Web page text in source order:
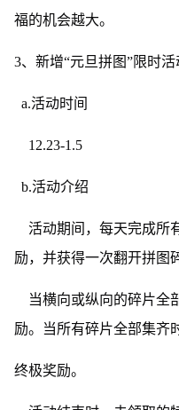
福的机会越大。
3、新增“元旦拼图”限时活
a.活动时间
12.23-1.5
b.活动介绍
活动期间，每天完成所
励，并获得一次翻开拼图
当横向或纵向的碎片全
励。当所有碎片全部集齐
终极奖励。